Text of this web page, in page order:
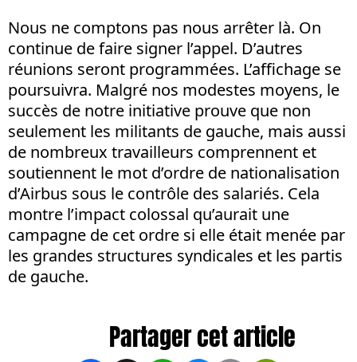
Nous ne comptons pas nous arrêter là. On
continue de faire signer l’appel. D’autres
réunions seront programmées. L’affichage se
poursuivra. Malgré nos modestes moyens, le
succès de notre initiative prouve que non
seulement les militants de gauche, mais aussi
de nombreux travailleurs comprennent et
soutiennent le mot d’ordre de nationalisation
d’Airbus sous le contrôle des salariés. Cela
montre l’impact colossal qu’aurait une
campagne de cet ordre si elle était menée par
les grandes structures syndicales et les partis
de gauche.